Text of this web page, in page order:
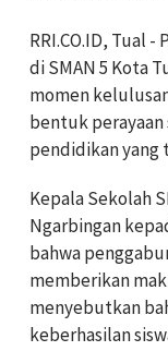
RRI.CO.ID, Tual
di SMAN 5 Kota
momen
bentuk
pendidikan yang
Kepala Sekolah
Ngarbingan
bahwa
memberikan
menyebutkan
keberhasilan